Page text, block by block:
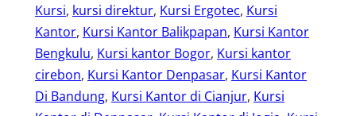
Kursi, kursi direktur, Kursi Ergotec, Kursi
Kantor, Kursi Kantor Balikpapan, Kursi Kantor
Bengkulu, Kursi kantor Bogor, Kursi kantor
cirebon, Kursi Kantor Denpasar, Kursi Kantor
Di Bandung, Kursi Kantor di Cianjur, Kursi